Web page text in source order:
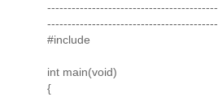
------------------------------------------
#include
int main(void)
{